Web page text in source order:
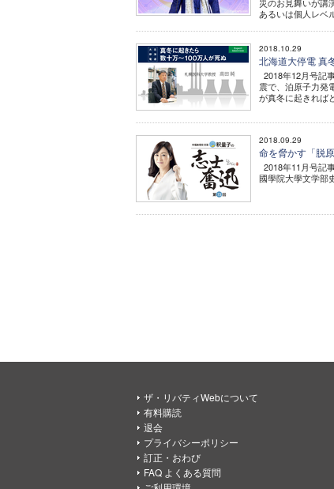
あるいは個人レベ
2018.10.29
北海道大停電 真
2018年12月号記
震で、泊原子力発
が真冬に起きれば
2018.09.29
命を脅かす「脱
2018年11月号記
國學院大學文学部
ザ・リバティWebについて
有料購読
退会
プライバシーポリシー
訂正・おわび
FAQ よくある質問